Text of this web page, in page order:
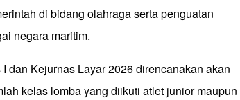
di bidang olahraga serta penguatan
negara maritim.
dan Kejurnas Layar 2026 direncanakan akan
kelas lomba yang diikuti atlet junior maupun